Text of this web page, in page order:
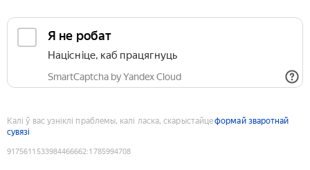
Я не робат
Націсніце, каб працягнуць
SmartCaptcha by Yandex Cloud
Калі ў вас узніклі праблемы, калі ласка, скарыстайцеформай зваротнай
сувязі
9175611533984466662:1785994708